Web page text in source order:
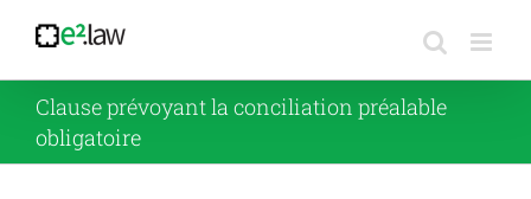
contenu
Clause prévoyant la conciliation préalable
obligatoire